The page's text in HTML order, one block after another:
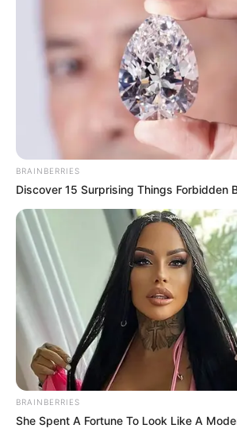
BRAINBERRIES
Discover 15 Surprising Things Forbidden
BRAINBERRIES
She Spent A Fortune To Look Like A